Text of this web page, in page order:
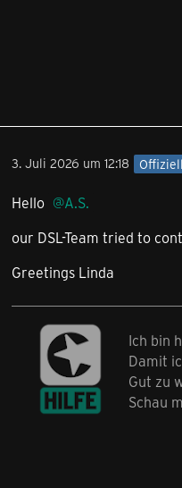
3. Juli 2026 um 12:18
Hello
A.S.
our DSL-Team tried to
Greetings Linda
Ich bin
Damit
Gut zu
Schau